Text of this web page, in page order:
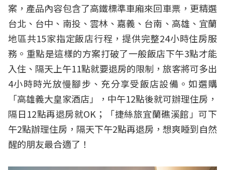
案，產品內容包含了高鐵標準車廂來回車票，更精選
台北、台中、南投、雲林、嘉義、台南、高雄、宜蘭
地區共15家指定飯店行程，提供完整24小時住房服
務。重點是這樣的方案打破了一般飯店下午3點才能
入住、隔天上午11點就要退房的限制，旅客將可多出
4小時時光放慢腳步、充分享受飯店設備。如選購
「高雄義大皇家酒店」，中午12點後就可辦理住房，
隔日12點再退房就OK；「捷絲旅宜蘭礁溪館」可下
午2點辦理住房，隔天下午2點再退房，想爽睡到自然
醒的朋友最合適了！